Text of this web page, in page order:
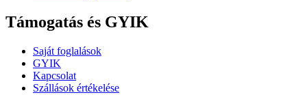
Támogatás és GYIK
Saját foglalások
GYIK
Kapcsolat
Szállások értékelése